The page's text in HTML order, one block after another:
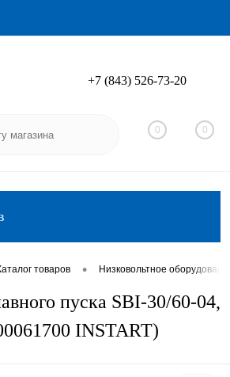
Вход
+7 (843) 526-73-20
0 0
товаров • Низковольтное
пуска SBI-30/60-04,
INSTART)